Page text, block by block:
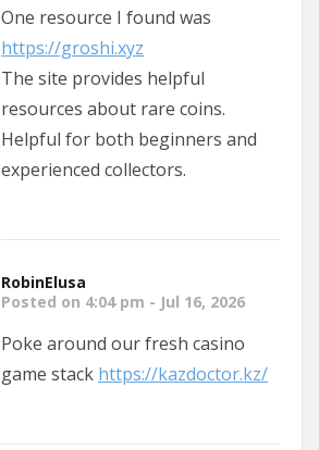
One resource I found was
https://groshi.xyz
The site provides helpful
resources about rare coins.
Helpful for both beginners and
experienced collectors.
RobinElusa
Posted on 4:04 pm - Jul 16, 2026
Poke around our fresh casino
game stack https://kazdoctor.kz/